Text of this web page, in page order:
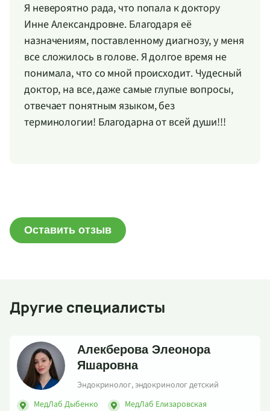
Я невероятно рада, что попала к доктору
Инне Александровне. Благодаря её
назначениям, поставленному диагнозу, у меня
все сложилось в голове. Я долгое время не
понимала, что со мной происходит. Чудесный
доктор, на все, даже самые глупые вопросы,
отвечает понятным языком, без
терминологии! Благодарна от всей души!!!
Оставить отзыв
Другие специалисты
Алекберова Элеонора
Яшаровна
Эндокринолог, эндокринолог детский
МедЛаб Дыбенко
МедЛаб Елизаровская